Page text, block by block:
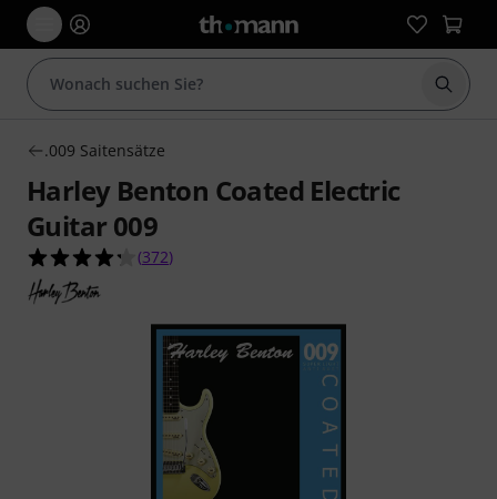
Suche
.009 Saitensätze
Harley Benton Coated Electric
Guitar 009
4.2 von 5 Sternen aus 372 Kundenbewertungen
(372)